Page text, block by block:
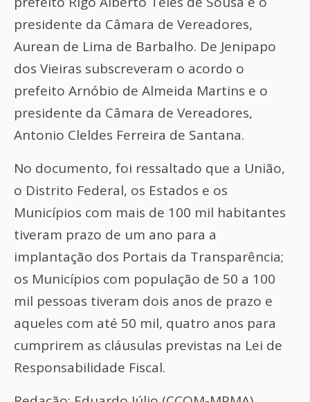
presidente da Câmara de Vereadores,
Aurean de Lima de Barbalho. De Jenipapo
dos Vieiras subscreveram o acordo o
prefeito Arnóbio de Almeida Martins e o
presidente da Câmara de Vereadores,
Antonio Cleldes Ferreira de Santana.
No documento, foi ressaltado que a União,
o Distrito Federal, os Estados e os
Municípios com mais de 100 mil habitantes
tiveram prazo de um ano para a
implantação dos Portais da Transparência;
os Municípios com população de 50 a 100
mil pessoas tiveram dois anos de prazo e
aqueles com até 50 mil, quatro anos para
cumprirem as cláusulas previstas na Lei de
Responsabilidade Fiscal.